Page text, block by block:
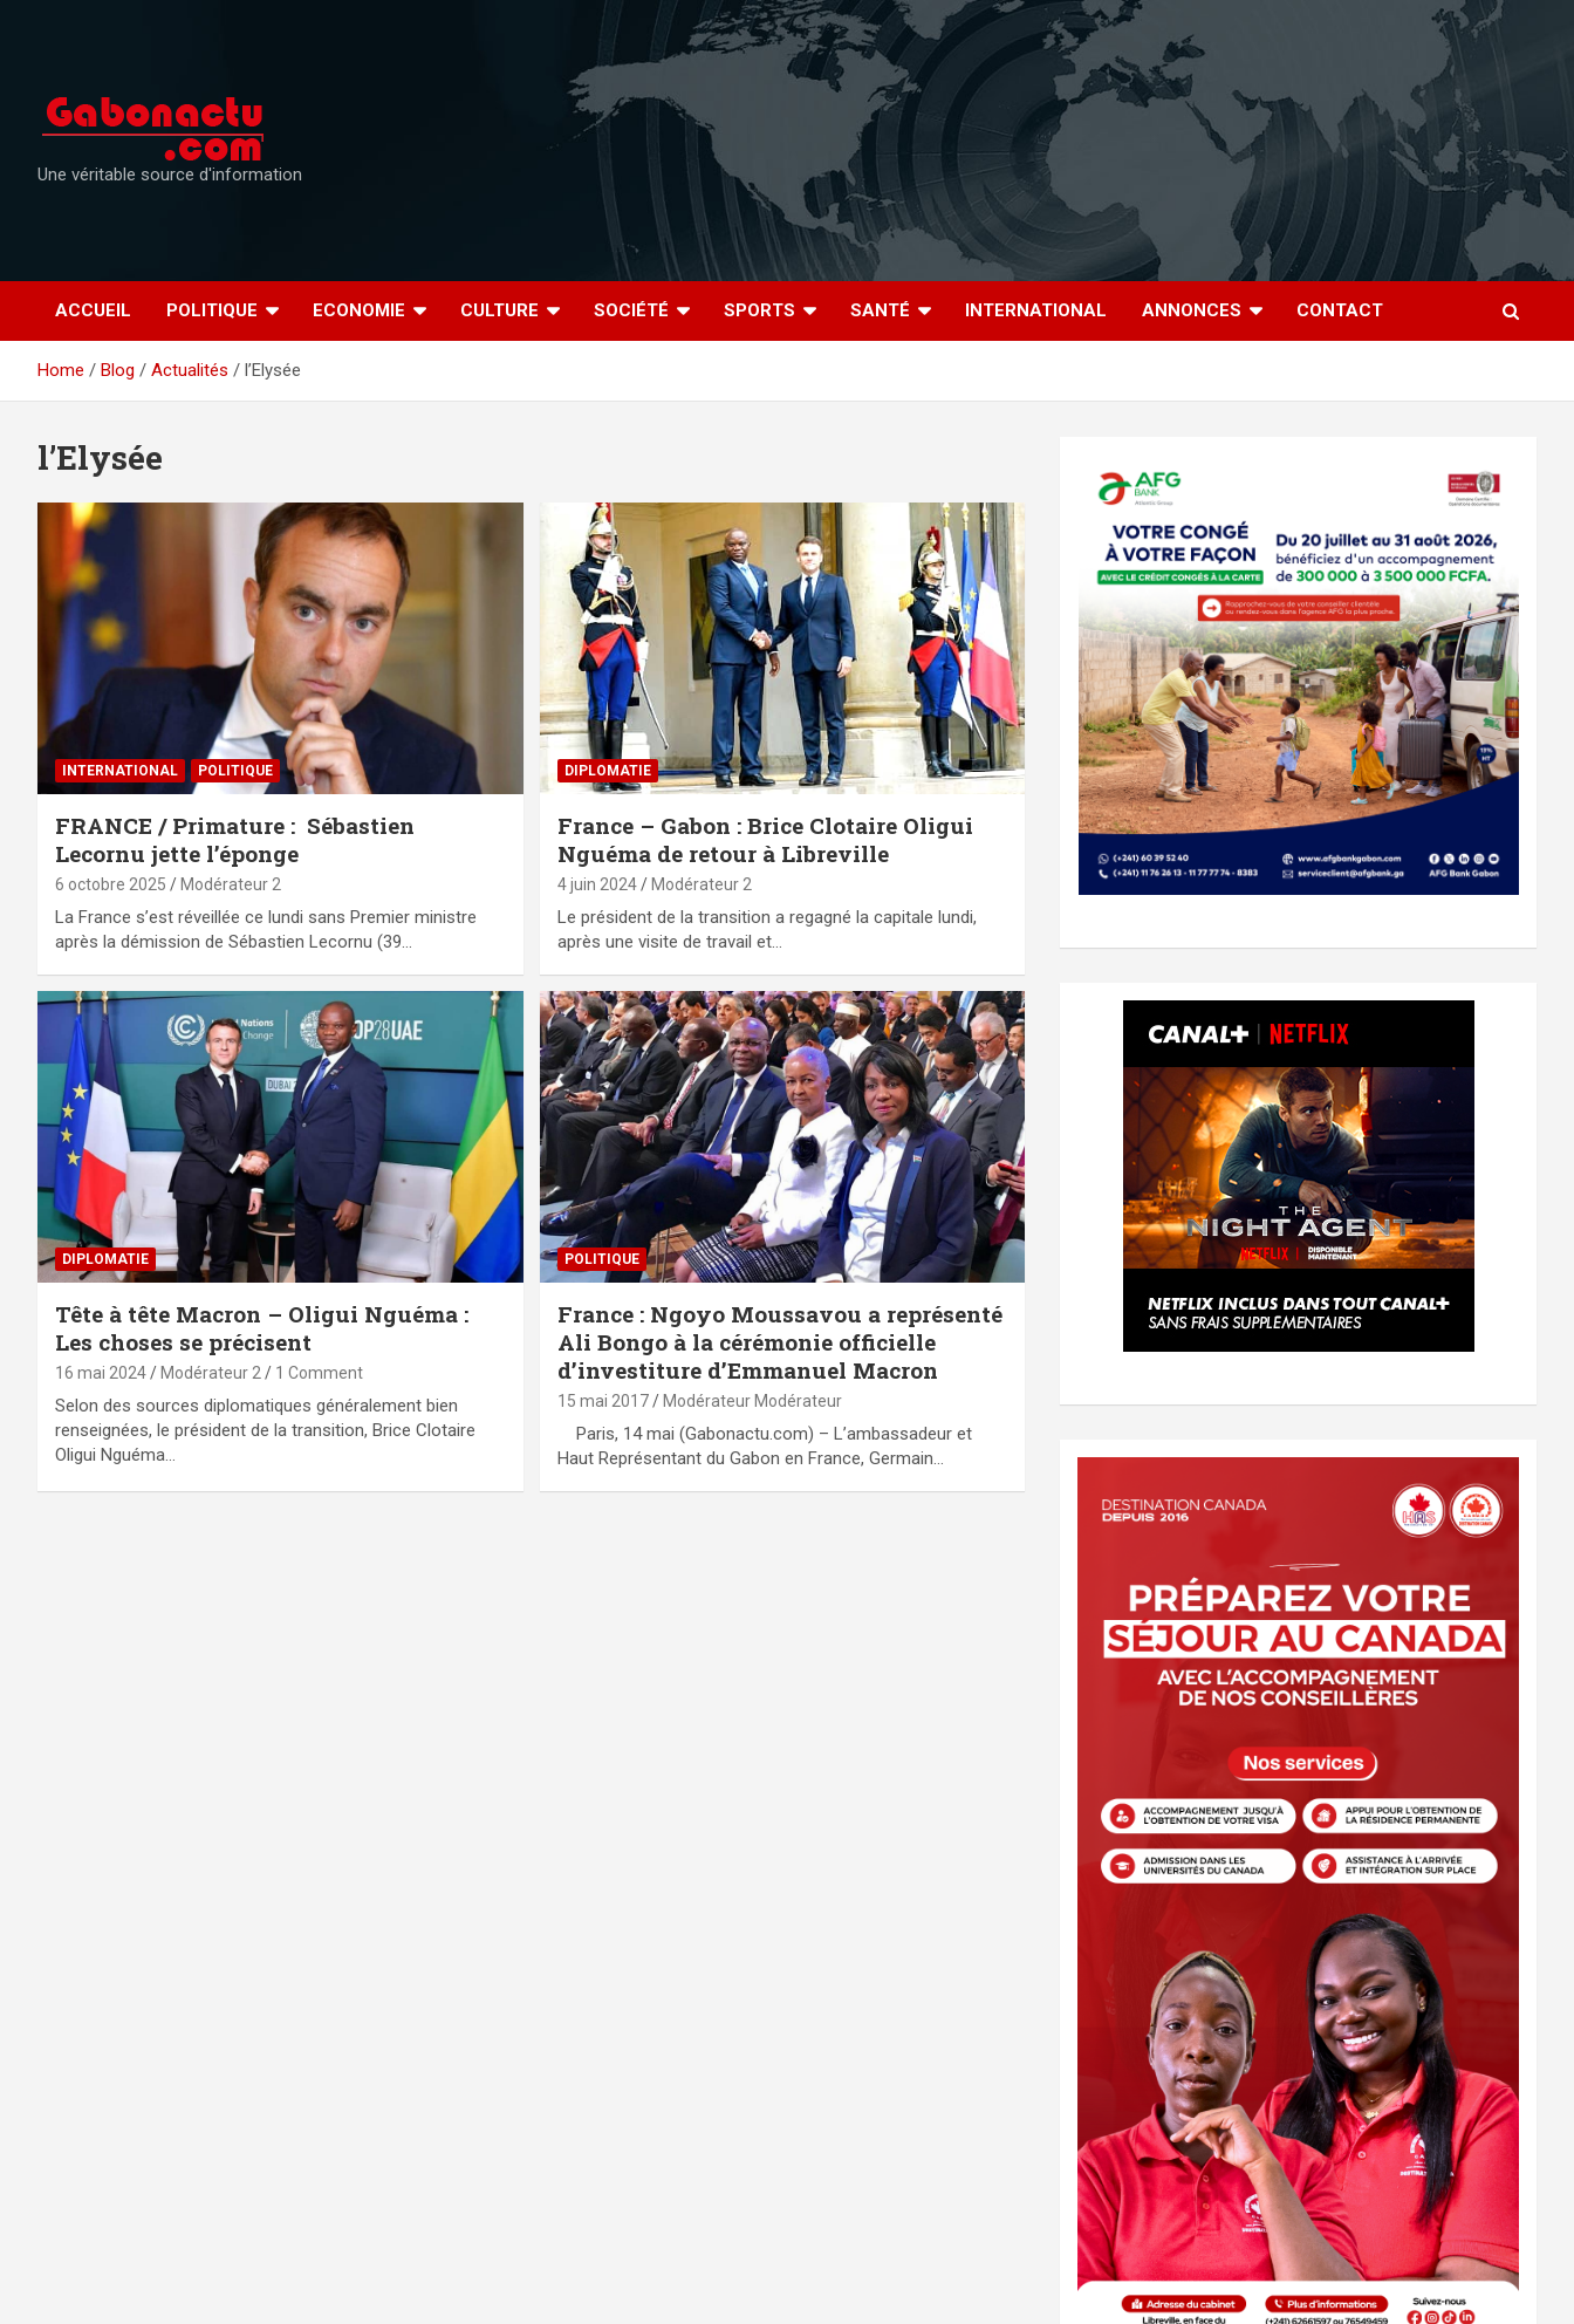
Une véritable source d'information
ACCUEIL POLITIQUE ECONOMIE CULTURE SOCIÉTÉ SPORTS SANTÉ INTERNATIONAL ANNONCES CONTACT
Home Blog Actualités l’Elysée
l’Elysée
INTERNATIONAL POLITIQUE
FRANCE / Primature : Sébastien
Lecornu jette l’éponge
6 octobre 2025 Modérateur 2
La France s’est réveillée ce lundi sans Premier ministre
après la démission de Sébastien Lecornu (39…
DIPLOMATIE
France – Gabon : Brice Clotaire Oligui
Nguéma de retour à Libreville
4 juin 2024 Modérateur 2
Le président de la transition a regagné la capitale lundi,
après une visite de travail et…
DIPLOMATIE
Tête à tête Macron – Oligui Nguéma :
Les choses se précisent
16 mai 2024 Modérateur 2 1 Comment
Selon des sources diplomatiques généralement bien
renseignées, le président de la transition, Brice Clotaire
Oligui Nguéma…
POLITIQUE
France : Ngoyo Moussavou a représenté
Ali Bongo à la cérémonie officielle
d’investiture d’Emmanuel Macron
15 mai 2017 Modérateur Modérateur
Paris, 14 mai (Gabonactu.com) – L’ambassadeur et
Haut Représentant du Gabon en France, Germain…